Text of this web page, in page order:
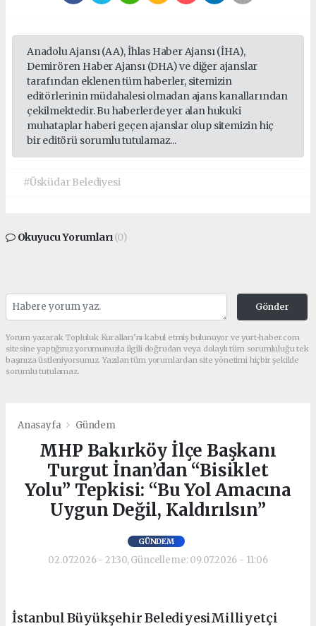
Anadolu Ajansı (AA), İhlas Haber Ajansı (İHA),
Demirören Haber Ajansı (DHA) ve diğer ajanslar
tarafından eklenen tüm haberler, sitemizin
editörlerinin müdahalesi olmadan ajans kanallarından
çekilmektedir. Bu haberlerde yer alan hukuki
muhataplar haberi geçen ajanslar olup sitemizin hiç
bir editörü sorumlu tutulamaz...
#Üsküdar Belediyesi
Okuyucu Yorumları(0)
Gönder
Yorum yazarak Topluluk Kuralları’nı kabul etmiş bulunuyor ve yurt-haber.com
sitesine yaptığınız yorumunuzla ilgili doğrudan veya dolaylı tüm sorumluluğu tek
başınıza üstleniyorsunuz. Yazılan tüm yorumlardan site yönetimi hiçbir şekilde
sorumlu tutulamaz.
Anasayfa Gündem
MHP Bakırköy İlçe Başkanı
Turgut İnan’dan “Bisiklet
Yolu” Tepkisi: “Bu Yol Amacına
Uygun Değil, Kaldırılsın”
GÜNDEM
02.07.2026 - 21:30, Güncelleme: 09.07.2026 - 11:06
İstanbul Büyükşehir BelediyesiMilliyetçi